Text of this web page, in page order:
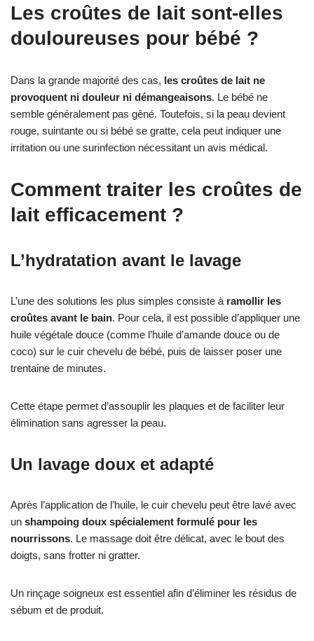
Les croûtes de lait sont-elles
douloureuses pour bébé ?
Dans la grande majorité des cas, les croûtes de lait ne
provoquent ni douleur ni démangeaisons. Le bébé ne
semble généralement pas gêné. Toutefois, si la peau devient
rouge, suintante ou si bébé se gratte, cela peut indiquer une
irritation ou une surinfection nécessitant un avis médical.
Comment traiter les croûtes de
lait efficacement ?
L’hydratation avant le lavage
L’une des solutions les plus simples consiste à ramollir les
croûtes avant le bain. Pour cela, il est possible d’appliquer une
huile végétale douce (comme l’huile d’amande douce ou de
coco) sur le cuir chevelu de bébé, puis de laisser poser une
trentaine de minutes.
Cette étape permet d’assouplir les plaques et de faciliter leur
élimination sans agresser la peau.
Un lavage doux et adapté
Après l’application de l’huile, le cuir chevelu peut être lavé avec
un shampoing doux spécialement formulé pour les
nourrissons. Le massage doit être délicat, avec le bout des
doigts, sans frotter ni gratter.
Un rinçage soigneux est essentiel afin d’éliminer les résidus de
sébum et de produit.